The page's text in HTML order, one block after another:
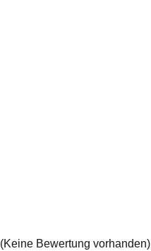
(Keine Bewertung vorhanden)